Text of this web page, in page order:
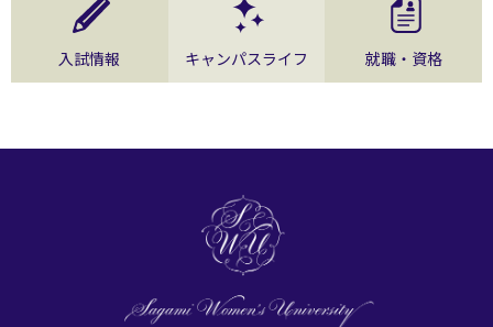
入試情報 キャンパスライフ 就職・資格